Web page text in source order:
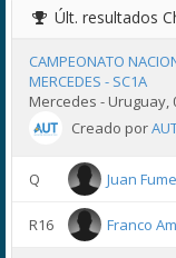
Últ. resultados
CAMPEONATO
MERCEDES - SC1A
Mercedes - Uruguay,
Creado por
Q Juan
R16 Franco